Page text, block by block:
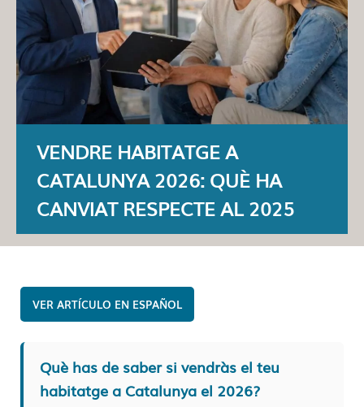
VENDRE HABITATGE A
CATALUNYA 2026: QUÈ HA
CANVIAT RESPECTE AL 2025
ESPAÑOL
Què has de saber si vendràs el teu
habitatge a Catalunya el 2026?